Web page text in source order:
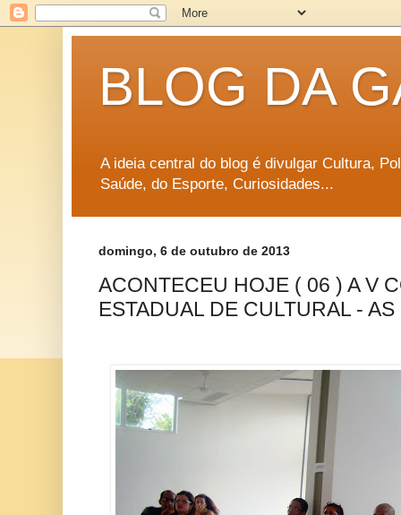
BLOG DA
A ideia central do blog é divulgar Cultura,
Saúde, do Esporte, Curiosidades...
domingo, 6 de outubro de 2013
ACONTECEU HOJE ( 06 ) A V
ESTADUAL DE CULTURAL -